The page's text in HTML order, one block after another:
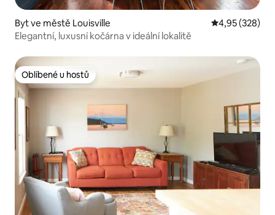
Byt ve městě Louisville Průměrné
4,95 (328)
Elegantní, luxusní kočárna v ideální lokalitě
Oblíbené u hostů
Oblíbené u hostů